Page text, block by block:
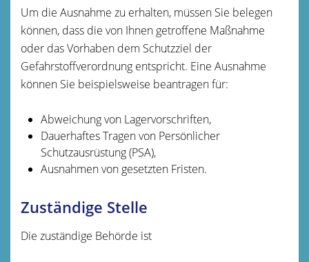
Um die Ausnahme zu erhalten, müssen Sie belegen
können, dass die von Ihnen getroffene Maßnahme
oder das Vorhaben dem Schutzziel der
Gefahrstoffverordnung entspricht. Eine Ausnahme
können Sie beispielsweise beantragen für:
Abweichung von Lagervorschriften,
Dauerhaftes Tragen von Persönlicher
Schutzausrüstung (PSA),
Ausnahmen von gesetzten Fristen.
Zuständige Stelle
Die zuständige Behörde ist